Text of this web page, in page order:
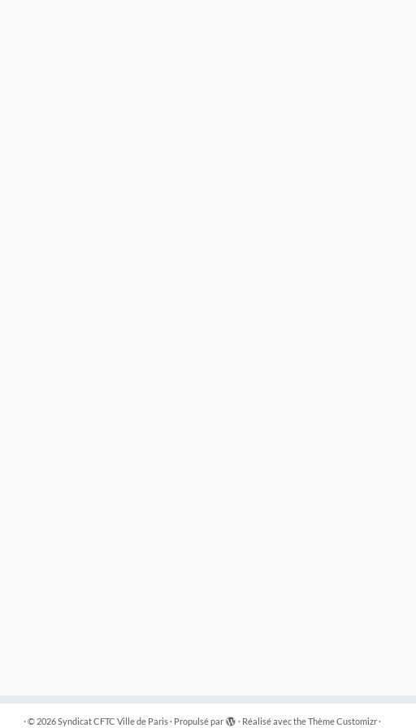
·© 2026Syndicat CFTC Ville de Paris· Propulsé par · Réalisé avec theThème Customizr·